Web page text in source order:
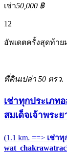
เช่า50,000 ฿
12
อัพเดตครั้งสุดท้าย
ที่ดินเปล่า 50 ตรว.
เช่าทุกประเภท
สมเด็จเจ้าพระ
(1.1 km. ==> เช่า